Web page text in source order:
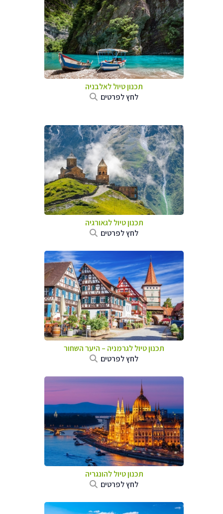
תכנון טיול לאלבניה
לחץ לפרטים
תכנון טיול לגאורגיה
לחץ לפרטים
תכנון טיול לגרמניה – היער השחור
לחץ לפרטים
תכנון טיול להונגריה
לחץ לפרטים